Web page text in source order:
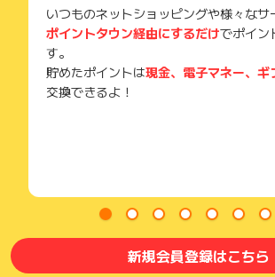
(※) SafariやChromeなどwebサイトを表示す
いつものネットショッピングや様々なサ
ポイントタウン経由にするだけでポイン
す。
貯めたポイントは現金、電子マネー、ギ
交換できるよ！
新規会員登録はこちら